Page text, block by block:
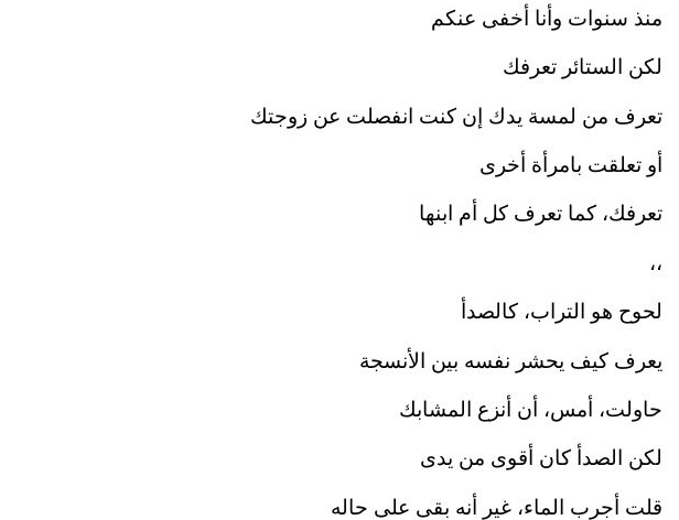
منذ سنوات وأنا أخفى عنكم
لكن الستائر تعرفك
تعرف من لمسة يدك إن كنت انفصلت عن زوجتك
أو تعلقت بامرأة أخرى
تعرفك، كما تعرف كل أم ابنها
،،
لحوح هو التراب، كالصدأ
يعرف كيف يحشر نفسه بين الأنسجة
حاولت، أمس، أن أنزع المشابك
لكن الصدأ كان أقوى من يدى
قلت أجرب الماء، غير أنه بقى على حاله